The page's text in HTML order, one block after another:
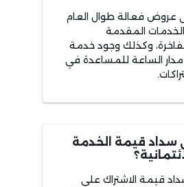
عروض فعالة طوال العام
المقدمة
وكذلك وجود خدمة
الساعة للمساعدة في
قيمة الخدمة
قيمة الاشتراك على